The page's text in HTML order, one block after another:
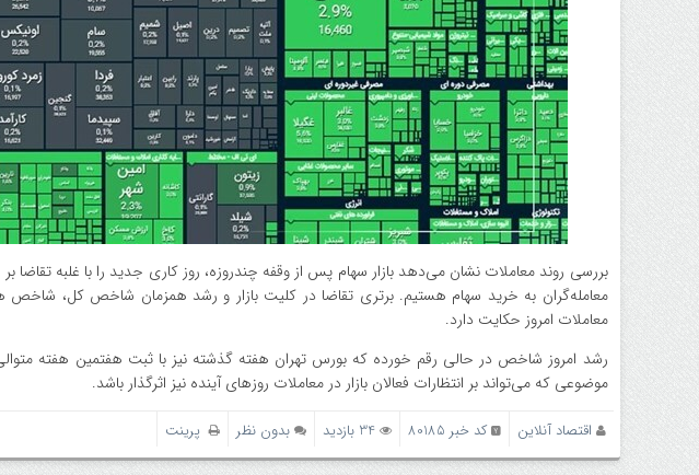
بررسی روند معاملات نشان می‌دهد بازار سهام پس از وقفه چندروزه، روز کاری جدید را با غلبه تقاضا
معامله‌گران به خرید سهام هستیم. برتری تقاضا در کلیت بازار و رشد همزمان شاخص کل،
معاملات امروز حکایت دارد.
رشد امروز شاخص در حالی رقم خورده که بورس تهران هفته گذشته نیز با ثبت هفتمین هفته متوالی
موضوعی که می‌تواند بر انتظارات فعالان بازار در معاملات روزهای آینده نیز اثرگذار باشد.
اقتصاد آنلاین کد خبر 80185 34 بازدید بدون نظر پرینت